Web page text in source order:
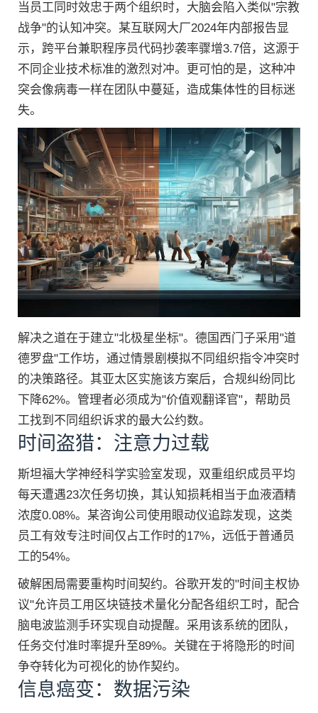
当员工同时效忠于两个组织时，大脑会陷入类似"宗教
战争"的认知冲突。某互联网大厂2024年内部报告显
示，跨平台兼职程序员代码抄袭率骤增3.7倍，这源于
不同企业技术标准的激烈对冲。更可怕的是，这种冲
突会像病毒一样在团队中蔓延，造成集体性的目标迷
失。
解决之道在于建立"北极星坐标"。德国西门子采用"道
德罗盘"工作坊，通过情景剧模拟不同组织指令冲突时
的决策路径。其亚太区实施该方案后，合规纠纷同比
下降62%。管理者必须成为"价值观翻译官"，帮助员
工找到不同组织诉求的最大公约数。
时间盗猎：注意力过载
斯坦福大学神经科学实验室发现，双重组织成员平均
每天遭遇23次任务切换，其认知损耗相当于血液酒精
浓度0.08%。某咨询公司使用眼动仪追踪发现，这类
员工有效专注时间仅占工作时的17%，远低于普通员
工的54%。
破解困局需要重构时间契约。谷歌开发的"时间主权协
议"允许员工用区块链技术量化分配各组织工时，配合
脑电波监测手环实现自动提醒。采用该系统的团队，
任务交付准时率提升至89%。关键在于将隐形的时间
争夺转化为可视化的协作契约。
信息癌变：数据污染